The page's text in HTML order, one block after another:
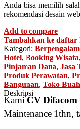
Anda bisa memilih
rekomendasi desain
Add to compare
Tambahkan ke daftar
Kategori:
Hotel, Booking Wisata,
Pinjaman Dana, Jasa
Produk Perawatan,
Bangunan, Toko Buah
Deskripsi
KamiCV Difacom
Maintenance 1thn,